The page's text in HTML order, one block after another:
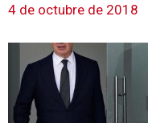
4 de octubre de 2018